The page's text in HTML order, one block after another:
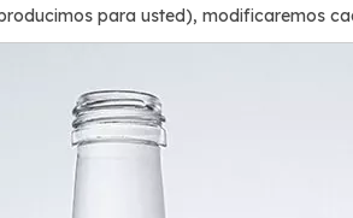
para usted), modificaremos